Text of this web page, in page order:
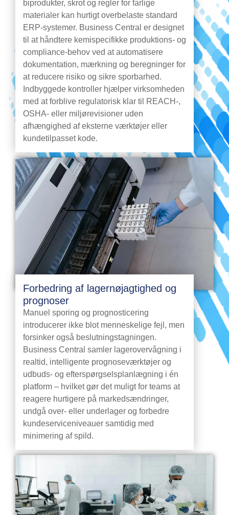
biprodukter, skrot og regler for farlige
materialer kan hurtigt overbelaste standard
ERP-systemer. Business Central er designet
til at håndtere kemispecifikke produktions- og
compliance-behov ved at automatisere
dokumentation, mærkning og beregninger for
at reducere risiko og sikre sporbarhed.
Indbyggede kontroller hjælper virksomheden
med at forblive regulatorisk klar til REACH-,
OSHA- eller miljørevisioner uden
afhængighed af eksterne værktøjer eller
kundetilpasset kode.
Forbedring af lagernøjagtighed og
prognoser
Manuel sporing og prognosticering
introducerer ikke blot menneskelige fejl, men
forsinker også beslutningstagningen.
Business Central samler lagerovervågning i
realtid, intelligente prognoseværktøjer og
udbuds- og efterspørgselsplanlægning i én
platform – hvilket gør det muligt for teams at
reagere hurtigere på markedsændringer,
undgå over- eller underlager og forbedre
kundeserviceniveauer samtidig med
minimering af spild.